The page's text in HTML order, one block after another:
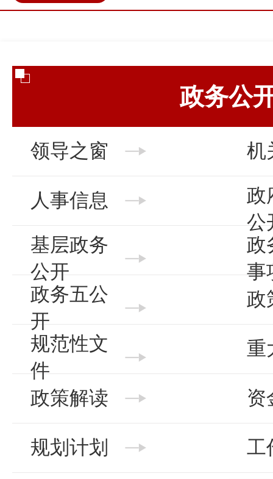
政务公
领导之窗 机
人事信息
政
公
基层政务
公开
政
事
政务五公
开
政
规范性文
件
重
政策解读 资
规划计划 工